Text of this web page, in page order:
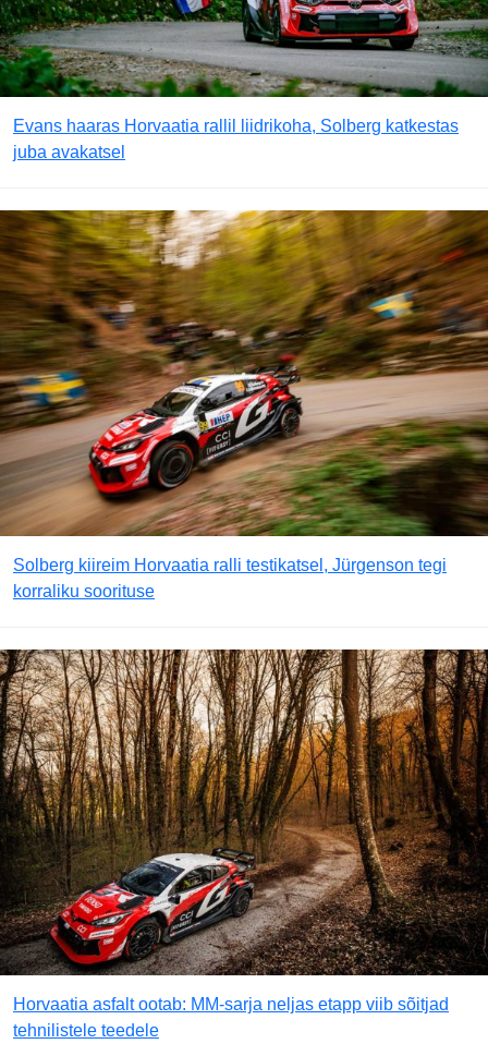
Evans haaras Horvaatia rallil liidrikoha, Solberg katkestas
juba avakatsel
Solberg kiireim Horvaatia ralli testikatsel, Jürgenson tegi
korraliku soorituse
Horvaatia asfalt ootab: MM-sarja neljas etapp viib sõitjad
tehnilistele teedele